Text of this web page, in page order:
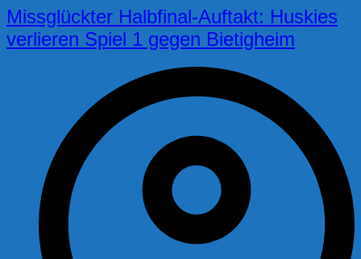
Missglückter Halbfinal-Auftakt: Huskies
verlieren Spiel 1 gegen Bietigheim